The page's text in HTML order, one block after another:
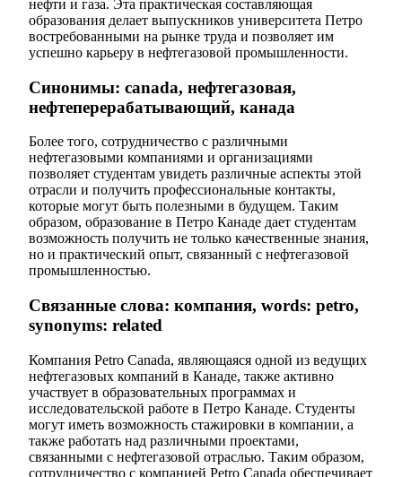
нефти и газа. Эта практическая составляющая
образования делает выпускников университета Петро
востребованными на рынке труда и позволяет им
успешно карьеру в нефтегазовой промышленности.
Синонимы: canada, нефтегазовая,
нефтеперерабатывающий, канада
Более того, сотрудничество с различными
нефтегазовыми компаниями и организациями
позволяет студентам увидеть различные аспекты этой
отрасли и получить профессиональные контакты,
которые могут быть полезными в будущем. Таким
образом, образование в Петро Канаде дает студентам
возможность получить не только качественные знания,
но и практический опыт, связанный с нефтегазовой
промышленностью.
Связанные слова: компания, words: petro,
synonyms: related
Компания Petro Canada, являющаяся одной из ведущих
нефтегазовых компаний в Канаде, также активно
участвует в образовательных программах и
исследовательской работе в Петро Канаде. Студенты
могут иметь возможность стажировки в компании, а
также работать над различными проектами,
связанными с нефтегазовой отраслью. Таким образом,
сотрудничество с компанией Petro Canada обеспечивает